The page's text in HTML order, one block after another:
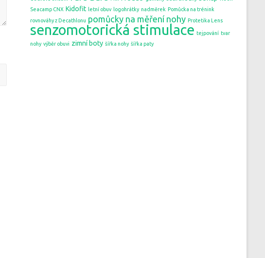
Seacamp CNX Kidofit letní obuv logohrátky nadměrek Pomůcka na trénink
rovnováhy z Decathlonu pomůcky na měření nohy Protetika Lens
senzomotorická stimulace tejpování tvar
nohy výběr obuvi zimní boty šířka nohy šířka paty